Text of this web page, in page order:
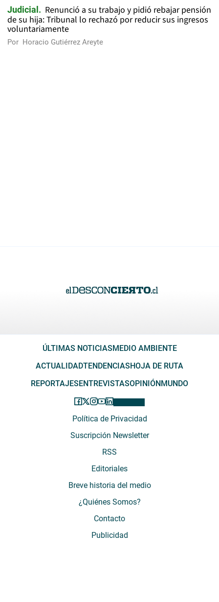
Judicial
Renunció a su trabajo y pidió rebajar pensión
de su hija: Tribunal lo rechazó por reducir sus ingresos
voluntariamente
Por Horacio Gutiérrez Areyte
ÚLTIMAS NOTICIAS MEDIO AMBIENTE
ACTUALIDADTENDENCIAS HOJA DE RUTA
REPORTAJES ENTREVISTASOPINIÓN MUNDO
Política de Privacidad
Suscripción Newsletter
RSS
Editoriales
Breve historia del medio
¿Quiénes Somos?
Contacto
Publicidad